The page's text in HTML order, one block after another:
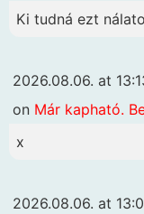
Ki tudná ezt
2026.08.06. at
on Már kapható.
x
2026.08.06. at